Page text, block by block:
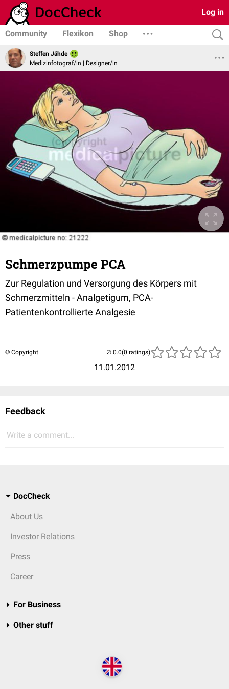
Log in
Community Flexikon Shop
Steffen Jähde
Medizinfotograf/in | Designer/in
Schmerzpumpe PCA
Zur Regulation und Versorgung des Körpers mit
Schmerzmitteln - Analgetigum, PCA-
Patientenkontrollierte Analgesie
© Copyright
11.01.2012
(0 ratings)
Feedback
Write a comment...
DocCheck
About Us
Investor Relations
Press
Career
For Business
Other stuff